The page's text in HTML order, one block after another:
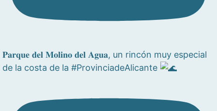
𝐏𝐚𝐫𝐪𝐮𝐞 𝐝𝐞𝐥 𝐌𝐨𝐥𝐢𝐧𝐨 𝐝𝐞𝐥 𝐀𝐠𝐮𝐚, un rincón muy especial
de la costa de la #ProvinciadeAlicante